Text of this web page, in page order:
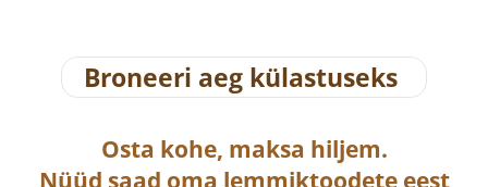
Broneeri aeg külastuseks
Osta kohe, maksa hiljem.
Nüüd saad oma lemmiktoodete eest